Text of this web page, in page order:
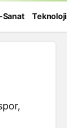
Teknoloji